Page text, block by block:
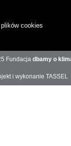
cookies
Fundacja dbamy o
i wykonanie TASSEL